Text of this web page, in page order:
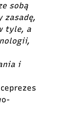
sobą
zasadę,
tyle, a
i